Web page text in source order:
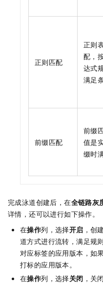
正则匹配
正则
配，
达式
满足
前缀匹配
前缀
值是
缀时
完成泳道创建后，在全链路灰
详情，还可以进行如下操作。
在操作列，选择开启 ，创
道方式进行流转，满足规
对应标签的应用版本，如
打标的应用版本。
在操作列，选择关闭 ，关